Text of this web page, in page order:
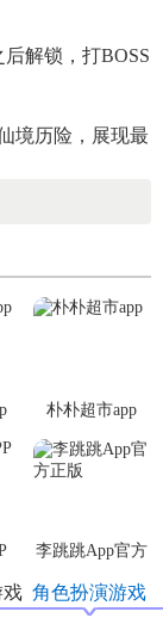
解锁，打BOSS
境历险，展现最
很多的实力在线
闯荡，并且是御
这样的话就能是
朴朴超市app
李跳跳App官方
正版
角色扮演游戏
戏